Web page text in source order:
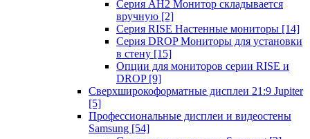
Серия AH2 Монитор складывается
вручную [2]
Серия RISE Настенные мониторы [14]
Серия DROP Мониторы для установки
в стену [15]
Опции для мониторов серии RISE и
DROP [9]
Сверхширокоформатные дисплеи 21:9 Jupiter
[5]
Профессиональные дисплеи и видеостены
Samsung [54]